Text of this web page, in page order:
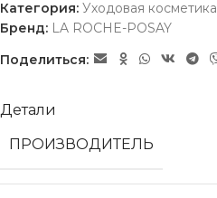
Категория: Уходовая косметика
Бренд: LA ROCHE-POSAY
Поделиться:
Детали
ПРОИЗВОДИТЕЛЬ